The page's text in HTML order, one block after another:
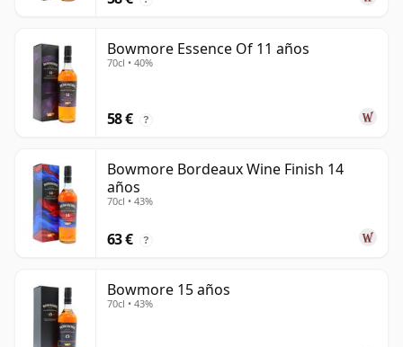
Bowmore Essence Of 11 años
70cl • 40%
58 € ?
Bowmore Bordeaux Wine Finish 14
años
70cl • 43%
63 € ?
Bowmore 15 años
70cl • 43%